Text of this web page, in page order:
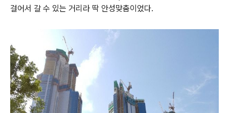
걸어서 갈 수 있는 거리라 딱 안성맞춤이었다.